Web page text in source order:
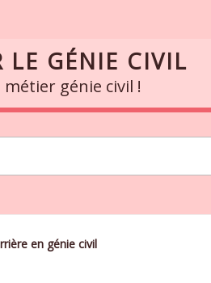
LE GÉNIE CIVIL
génie civil !
en génie civil